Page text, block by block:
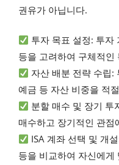
권유가 아닙니다.
투자 목표 설정: 투자
등을 고려하여 구체적인
자산 배분 전략 수립:
예금 등 자산 비중을 적
분할 매수 및 장기 투
매수하고 장기적인 관점
ISA 계좌 선택 및 개
등을 비교하여 자신에게